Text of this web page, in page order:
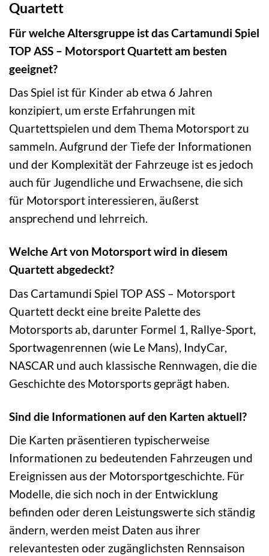
Quartett
Für welche Altersgruppe ist das Cartamundi Spiel
TOP ASS – Motorsport Quartett am besten
geeignet?
Das Spiel ist für Kinder ab etwa 6 Jahren
konzipiert, um erste Erfahrungen mit
Quartettspielen und dem Thema Motorsport zu
sammeln. Aufgrund der Tiefe der Informationen
und der Komplexität der Fahrzeuge ist es jedoch
auch für Jugendliche und Erwachsene, die sich
für Motorsport interessieren, äußerst
ansprechend und lehrreich.
Welche Art von Motorsport wird in diesem
Quartett abgedeckt?
Das Cartamundi Spiel TOP ASS – Motorsport
Quartett deckt eine breite Palette des
Motorsports ab, darunter Formel 1, Rallye-Sport,
Sportwagenrennen (wie Le Mans), IndyCar,
NASCAR und auch klassische Rennwagen, die die
Geschichte des Motorsports geprägt haben.
Sind die Informationen auf den Karten aktuell?
Die Karten präsentieren typischerweise
Informationen zu bedeutenden Fahrzeugen und
Ereignissen aus der Motorsportgeschichte. Für
Modelle, die sich noch in der Entwicklung
befinden oder deren Leistungswerte sich ständig
ändern, werden meist Daten aus ihrer
relevantesten oder zugänglichsten Rennsaison